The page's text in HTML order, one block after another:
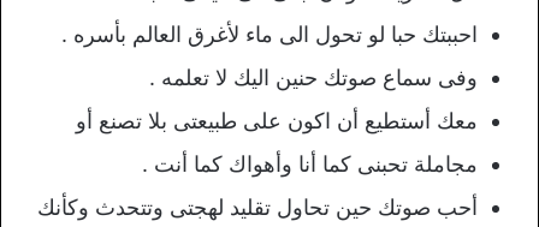
احببتك حبا لو تحول الى ماء لأغرق العالم بأسره .
وفى سماع صوتك حنين اليك لا تعلمه .
معك أستطيع أن اكون على طبيعتى بلا تصنع أو
مجاملة تحبنى كما أنا وأهواك كما أنت .
أحب صوتك حين تحاول تقليد لهجتى وتتحدث وكأنك